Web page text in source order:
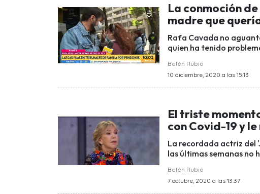
La conmoción
madre que
Rafa Cavada no
quien ha tenido
Belén Rubio
10 diciembre, 2020 a las 15:13
El triste
con Covid-19 y le
La recordada actriz del
las últimas semanas no
Belén Rubio
7 octubre, 2020 a las 13:37